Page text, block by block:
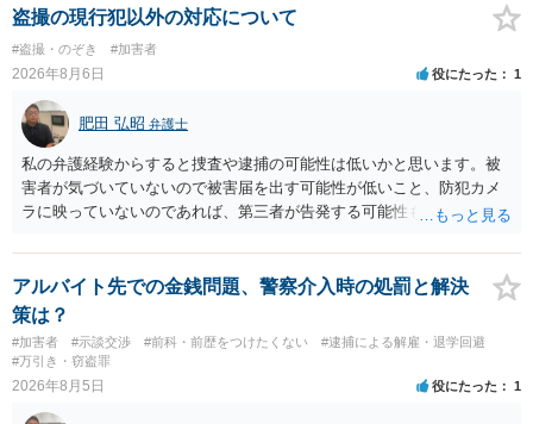
倒れ（回収しても全額弁護士費用となる）となる可能性が高いものと
予想します。 本人訴訟で進める場合には、すでに刑事手続が終了して
いる以上、相手方に資力がないことが多く回収できないケースが多い
（そのため、刑事事件の手続き中に、不本意ではあっても加害者の身
体拘束と、処分待ちという状況を利用して、被害弁償を受けておくこ
とが有効である場合が多い）ことを考慮しておく必要があります。
盗撮の現行犯以外の対応について
#盗撮・のぞき #加害者
2026年8月6日 役にたった 1
肥田 弘昭 弁護士
私の弁護経験からすると捜査や逮捕の可能性は低いかと思います。被
害者が気づいていないので被害届を出す可能性が低いこと、防犯カメ
ラに映っていないのであれば、第三者が告発する可能性も低いこと、
座る女性を盗撮(全体像写真1枚と5秒程度の動画)してしまいました。下
着や胸など強調したものではありません。」とありますが、少なくと
も捜査段階では性的姿態等撮影罪の被疑事実で逮捕勾留されるケース
が私の弁護経験では多くなった印象です（最終的には不起訴ないし各
都道府県の迷惑防止条例違反になることもあります）。2度としないこ
とをお勧めいたします。ご参考にしてください。
アルバイト先での金銭問題、警察介入時の処罰と解決
策は？
#加害者 #示談交渉 #前科・前歴をつけたくない
#逮捕による解雇・退学回避
#万引き・窃盗罪
2026年8月5日 役にたった 1